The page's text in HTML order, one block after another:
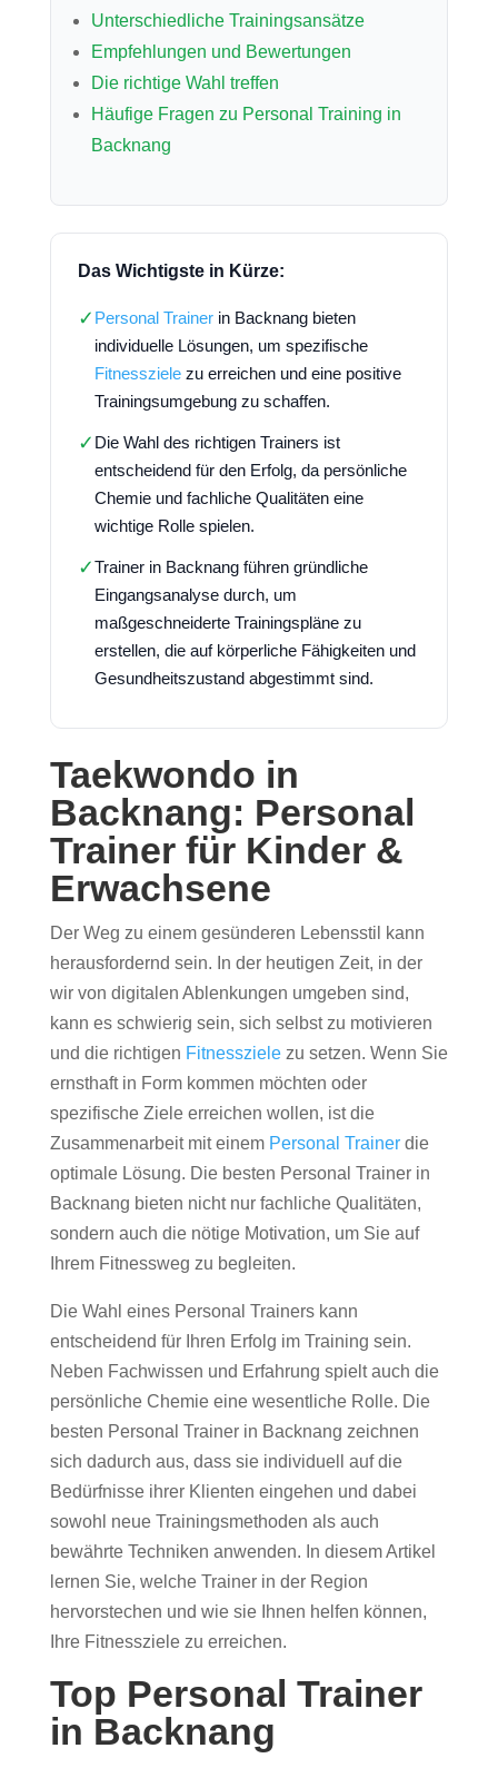
Unterschiedliche Trainingsansätze
Empfehlungen und Bewertungen
Die richtige Wahl treffen
Häufige Fragen zu Personal Training in
Backnang
Das Wichtigste in Kürze:
✓ Personal Trainerin Backnang bieten
individuelle Lösungen, um spezifische
Fitnesszielezu erreichen und eine positive
Trainingsumgebung zu schaffen.
✓ Die Wahl des richtigen Trainers ist
entscheidend für den Erfolg, da persönliche
Chemie und fachliche Qualitäten eine
wichtige Rolle spielen.
✓Trainer in Backnang führen gründliche
Eingangsanalyse durch, um
maßgeschneiderte Trainingspläne zu
erstellen, die auf körperliche Fähigkeiten und
Gesundheitszustand abgestimmt sind.
Taekwondo in
Backnang: Personal
Trainer für Kinder &
Erwachsene
Der Weg zu einem gesünderen Lebensstil kann
herausfordernd sein. In der heutigen Zeit, in der
wir von digitalen Ablenkungen umgeben sind,
kann es schwierig sein, sich selbst zu motivieren
und die richtigen Fitnesszielezu setzen. Wenn Sie
ernsthaft in Form kommen möchten oder
spezifische Ziele erreichen wollen, ist die
Zusammenarbeit mit einem Personal Trainerdie
optimale Lösung. Die besten Personal Trainer in
Backnang bieten nicht nur fachliche Qualitäten,
sondern auch die nötige Motivation, um Sie auf
Ihrem Fitnessweg zu begleiten.
Die Wahl eines Personal Trainers kann
entscheidend für Ihren Erfolg im Training sein.
Neben Fachwissen und Erfahrung spielt auch die
persönliche Chemie eine wesentliche Rolle. Die
besten Personal Trainer in Backnang zeichnen
sich dadurch aus, dass sie individuell auf die
Bedürfnisse ihrer Klienten eingehen und dabei
sowohl neue Trainingsmethoden als auch
bewährte Techniken anwenden. In diesem Artikel
lernen Sie, welche Trainer in der Region
hervorstechen und wie sie Ihnen helfen können,
Ihre Fitnessziele zu erreichen.
Top Personal Trainer
in Backnang